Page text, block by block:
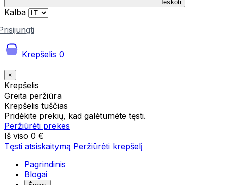
Ieškoti
Kalba
Krepšelis 0
×
Krepšelis
Greita peržiūra
Krepšelis tuščias
Pridėkite prekių, kad galėtumėte tęsti.
Peržiūrėti prekes
Iš viso 0 €
Tęsti atsiskaitymą Peržiūrėti krepšelį
Pagrindinis
Blogai